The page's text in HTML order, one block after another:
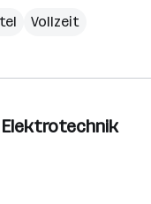
Vollzeit
Elektrotechnik